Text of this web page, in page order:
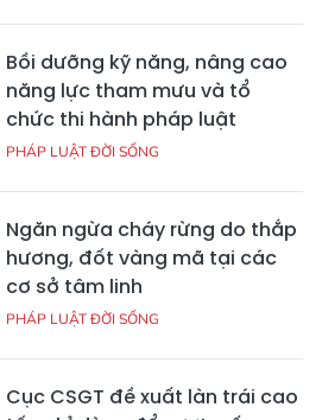
Bồi dưỡng kỹ năng, nâng cao
năng lực tham mưu và tổ
chức thi hành pháp luật
PHÁP LUẬT ĐỜI SỐNG
Ngăn ngừa cháy rừng do thắp
hương, đốt vàng mã tại các
cơ sở tâm linh
PHÁP LUẬT ĐỜI SỐNG
Cục CSGT đề xuất làn trái cao